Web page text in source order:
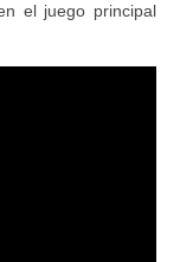
el juego principal